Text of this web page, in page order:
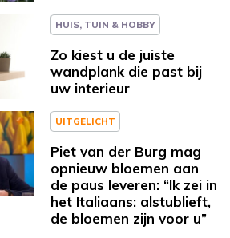
HUIS, TUIN & HOBBY
Zo kiest u de juiste
wandplank die past bij
uw interieur
UITGELICHT
Piet van der Burg mag
opnieuw bloemen aan
de paus leveren: “Ik zei in
het Italiaans: alstublieft,
de bloemen zijn voor u”